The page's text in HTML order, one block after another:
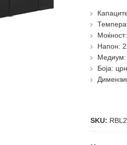
Напон:
Медиум:
Боја:
SKU: